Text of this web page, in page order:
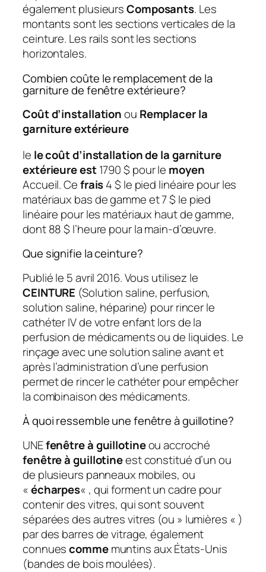
également plusieursComposants. Les
montants sont les sections verticales de la
ceinture. Les rails sont les sections
horizontales.
Combien coûte le remplacement de la
garniture de fenêtre extérieure?
Coût d’installationou Remplacer la
garniture extérieure
le le coût d’installation de la garniture
extérieure est1790 $ pour le moyen
Accueil. Cefrais4 $ le pied linéaire pour les
matériaux bas de gamme et 7 $ le pied
linéaire pour les matériaux haut de gamme,
dont 88 $ l’heure pour la main-d’œuvre.
Que signifie la ceinture?
Publié le 5 avril 2016. Vous utilisez le
CEINTURE (Solution saline, perfusion,
solution saline, héparine) pour rincer le
cathéter IV de votre enfant lors de la
perfusion de médicaments ou de liquides. Le
rinçage avec une solution saline avant et
après l’administration d’une perfusion
permet de rincer le cathéter pour empêcher
la combinaison des médicaments.
À quoi ressemble une fenêtre à guillotine?
UNEfenêtre à guillotineou accroché
fenêtre à guillotineest constitué d’un ou
de plusieurs panneaux mobiles, ou
«écharpes« , qui forment un cadre pour
contenir des vitres, qui sont souvent
séparées des autres vitres (ou » lumières « )
par des barres de vitrage, également
connuescommemuntins aux États-Unis
(bandes de bois moulées).